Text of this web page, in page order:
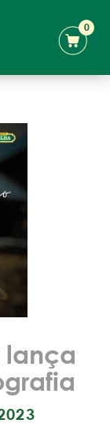
0
lança